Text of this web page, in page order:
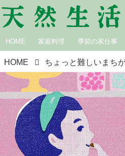
HOME 家庭料理 季節の家仕事
HOME